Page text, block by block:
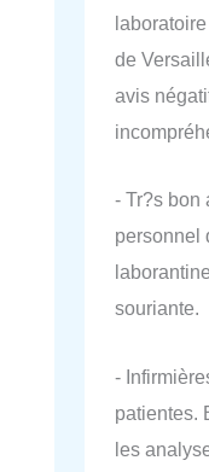
de
avis
- Tr?s bon
personnel
souriante.
-
patientes.
les